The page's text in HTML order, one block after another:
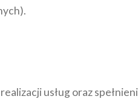
usług oraz